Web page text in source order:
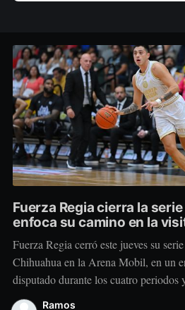
Fuerza Regia cierra la
enfoca su camino en la
Fuerza Regia cerró este jueves su
Chihuahua en la Arena Mobil, en un
disputado durante los cuatro periodos
marcador de 86-92 a favor del
Ramos